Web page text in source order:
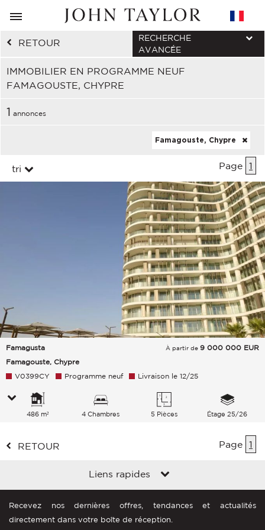
RETOUR
IMMOBILIER EN PROGRAMME NEUF
FAMAGOUSTE, CHYPRE
RECHERCHE
AVANCÉE
1 annonces
Famagouste, Chypre
tri Page 1
Famagusta
Famagouste, Chypre
À partir de 9 000 000 EUR
V0399CY Programme neuf Livraison le 12/25
486 m² 4 Chambres 5 Pièces Étage 25/26
RETOUR Page 1
Liens rapides
Recevez nos dernières offres, tendances et actualités
directement dans votre boîte de réception.